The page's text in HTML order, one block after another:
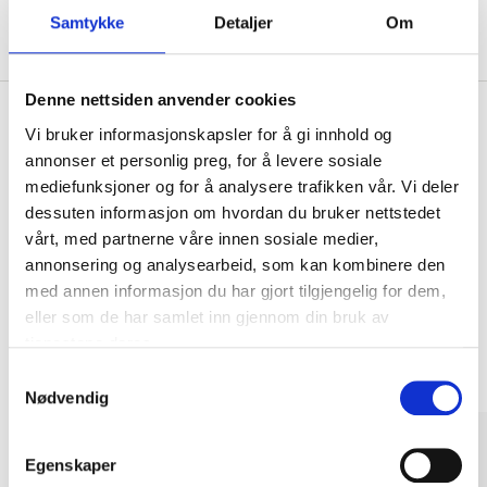
Samtykke Detaljer Om
Denne nettsiden anvender cookies
Vi bruker informasjonskapsler for å gi innhold og
annonser et personlig preg, for å levere sosiale
mediefunksjoner og for å analysere trafikken vår. Vi deler
dessuten informasjon om hvordan du bruker nettstedet
vårt, med partnerne våre innen sosiale medier,
annonsering og analysearbeid, som kan kombinere den
med annen informasjon du har gjort tilgjengelig for dem,
eller som de har samlet inn gjennom din bruk av
Nødvendig
Egenskaper
Om produsenten
Kjøp & Hent
Kjøp & Hent i ditt varehus.
LES MER
Andre kunder har også kjøpt